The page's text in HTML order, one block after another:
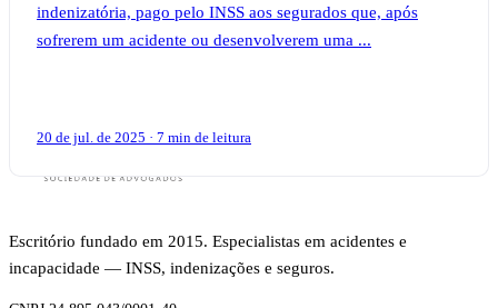
indenizatória, pago pelo INSS aos segurados que, após
sofrerem um acidente ou desenvolverem uma ...
20 de jul. de 2025 · 7 min de leitura
Escritório fundado em 2015. Especialistas em acidentes e
incapacidade — INSS, indenizações e seguros.